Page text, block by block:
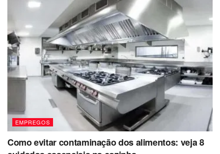
EMPREGOS
Como evitar contaminação dos alimentos: veja 8